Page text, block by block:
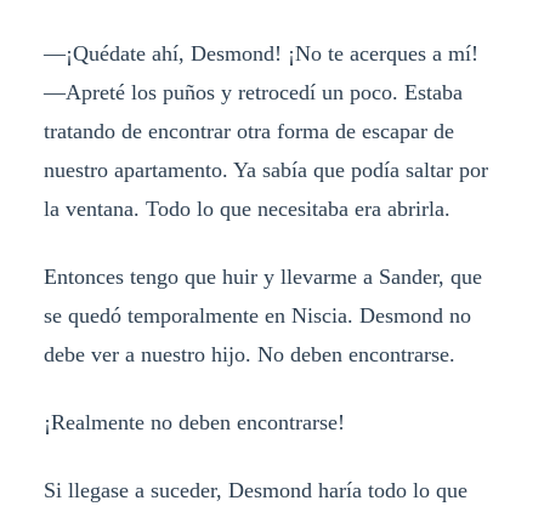
—¡Quédate ahí, Desmond! ¡No te acerques a mí!
—Apreté los puños y retrocedí un poco. Estaba
tratando de encontrar otra forma de escapar de
nuestro apartamento. Ya sabía que podía saltar por
la ventana. Todo lo que necesitaba era abrirla.
Entonces tengo que huir y llevarme a Sander, que
se quedó temporalmente en Niscia. Desmond no
debe ver a nuestro hijo. No deben encontrarse.
¡Realmente no deben encontrarse!
Si llegase a suceder, Desmond haría todo lo que